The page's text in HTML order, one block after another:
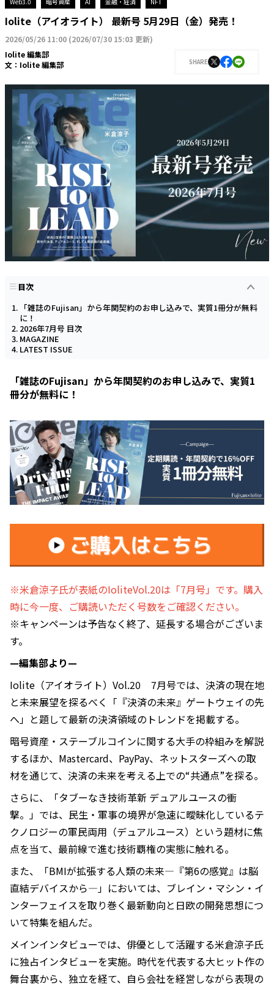
Iolite（アイオライト） 最新号 5月29日（金）発売！
2026/05/26 11:00 (2026/07/30 15:03 更新)
Iolite 編集部
文： Iolite 編集部 SHARE
目次
「雑誌のFujisan」から年関契約のお申し込みで、実質1冊分が無料
に！
2026年7月号 目次
MAGAZINE
LATEST ISSUE
「雑誌のFujisan」から年関契約のお申し込みで、実質1
冊分が無料に！
※米倉涼子氏が表紙のIoliteVol.20は「7月号」です。購入
時に今一度、ご購読いただく号数をご確認ください。
※キャンペーンは予告なく終了、延長する場合がございま
す。
—編集部より—
Iolite（アイオライト）Vol.20 7月号では、決済の現在地
と未来展望を探るべく「『決済の未来』ゲートウェイの先
へ」と題して最新の決済領域のトレンドを掲載する。
暗号資産・ステーブルコインに関する大手の枠組みを解説
するほか、Mastercard、PayPay、ネットスターズへの取
材を通じて、決済の未来を考える上での“共通点”を探る。
さらに、「タブーなき技術革新 デュアルユースの衝
撃。」では、民生・軍事の境界が急速に曖昧化しているテ
クノロジーの軍民両用（デュアルユース）という題材に焦
点を当て、最前線で進む技術覇権の実態に触れる。
また、「BMIが拡張する人類の未来―『第6の感覚』は脳
直結デバイスから―」においては、ブレイン・マシン・イ
ンターフェイスを取り巻く最新動向と日欧の開発思想につ
いて特集を組んだ。
メインインタビューでは、俳優として活躍する米倉涼子氏
に独占インタビューを実施。時代を代表する大ヒット作の
舞台裏から、独立を経て、自ら会社を経営しながら表現の